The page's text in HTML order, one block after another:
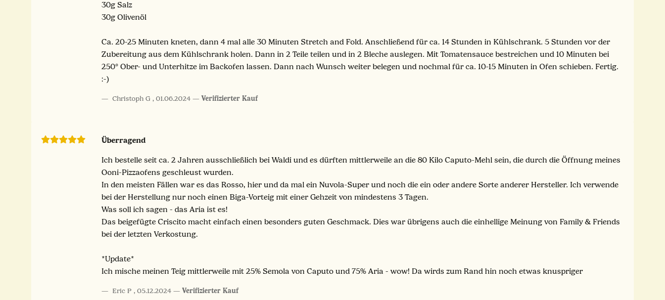
30g Salz
30g Olivenöl
Ca. 20-25 Minuten kneten, dann 4 mal alle 30 Minuten Stretch and Fold. Anschließend für ca. 14 Stunden in Kühlschrank. 5 Stunden vor der
Zubereitung aus dem Kühlschrank holen. Dann in 2 Teile teilen und in 2 Bleche auslegen. Mit Tomatensauce bestreichen und 10 Minuten bei
250° Ober- und Unterhitze im Backofen lassen. Dann nach Wunsch weiter belegen und nochmal für ca. 10-15 Minuten in Ofen schieben. Fertig.
:-)
Christoph G , 01.06.2024 Verifizierter Kauf
Überragend
Ich bestelle seit ca. 2 Jahren ausschließlich bei Waldi und es dürften mittlerweile an die 80 Kilo Caputo-Mehl sein, die durch die Öffnung meines
Ooni-Pizzaofens geschleust wurden.
In den meisten Fällen war es das Rosso, hier und da mal ein Nuvola-Super und noch die ein oder andere Sorte anderer Hersteller. Ich verwende
bei der Herstellung nur noch einen Biga-Vorteig mit einer Gehzeit von mindestens 3 Tagen.
Was soll ich sagen - das Aria ist es!
Das beigefügte Criscito macht einfach einen besonders guten Geschmack. Dies war übrigens auch die einhellige Meinung von Family & Friends
bei der letzten Verkostung.
*Update*
Ich mische meinen Teig mittlerweile mit 25% Semola von Caputo und 75% Aria - wow! Da wirds zum Rand hin noch etwas knuspriger
Eric P , 05.12.2024 Verifizierter Kauf